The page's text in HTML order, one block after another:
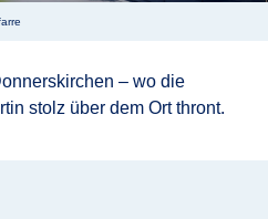
– wo die
stolz über dem Ort thront.